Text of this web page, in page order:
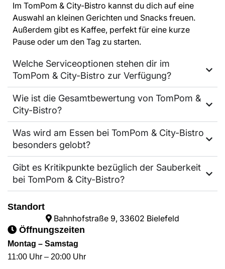
Im TomPom & City-Bistro kannst du dich auf eine
Auswahl an kleinen Gerichten und Snacks freuen.
Außerdem gibt es Kaffee, perfekt für eine kurze
Pause oder um den Tag zu starten.
Welche Serviceoptionen stehen dir im
TomPom & City-Bistro zur Verfügung?
Wie ist die Gesamtbewertung von TomPom &
City-Bistro?
Was wird am Essen bei TomPom & City-Bistro
besonders gelobt?
Gibt es Kritikpunkte bezüglich der Sauberkeit
bei TomPom & City-Bistro?
Standort
Bahnhofstraße 9, 33602 Bielefeld
Öffnungszeiten
Montag – Samstag
11:00 Uhr – 20:00 Uhr